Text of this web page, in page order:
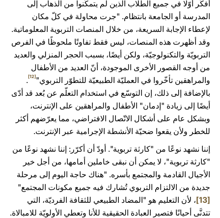
أفكّر أوّلًا في جميع الطلّاب الذين لم يتمكّنوا من الذهاب إلى
المدرسة أو الجامعة بانتظام. "جرت محاولة في كلّ مكان
لإعطاء الإجابة السريعة، من خلال المنصات التربوية المعلوماتية.
وقد أظهرت هذه المنصات، ليس فقط تفاوتًا ملحوظًا في الفرص
التربويّة والتكنولوجيّة، ولكن أيضًا، بسبب الحجر المنزلي والعديد
من أوجه القصور الأخرى الموجودة، أنّ العديد من الأطفال
والمراهقين تأخّروا في العمليّة الطبيعيّة للتطوّر التربوي"[12]
.
بالإضافة إلى ذلك، إن التوسّع في استخدام التعلّم عن بُعد قد أدّى
أيضًا إلى زيادة "إدمان" الأطفال والمراهقين على الإنترنت،
وبشكل عام على أشكال الاتّصال الافتراضي، مما يعرّضهم أكثر
للخطر ولأن يقعوا ضحيّة الأنشطة الإجرامية عبر الإنترنت.
إننا نشهد نوعًا من "كارثة تربوية". أودّ أن أكرّر: إننا نشهد نوعًا من
"كارثة تربوية"، لا يمكن أن نبقى خاملين أمامها، من أجل خير
الأجيال القادمة والمجتمع بأسره. "هناك حاجة اليوم إلى مرحلة
جديدة من الالتزام التربوي تُشارك فيه جميع مكونات المجتمع"
[13]
، لأن التعليم هو "المضاد الطبيعي للثقافة الفرديّة، التي
تتدنَّى أحيانًا فتصير العبادة الحقيقية للأنا وتعطي الأولويّة للامبالاة.